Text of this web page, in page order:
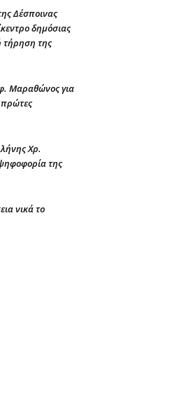
Δέσποινας
δημόσιας
τήρηση της
Μαραθώνος για
πρώτες
Χρ.
της
νικά το